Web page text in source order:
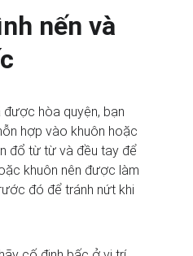
nến và
được hòa quyện, bạn
hợp vào khuôn hoặc
đổ từ từ và đều tay để
khuôn nên được làm
đó để tránh nứt khi